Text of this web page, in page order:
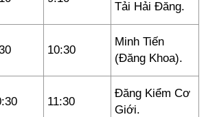
Tải Hải Đăng.
10:30
Minh Tiến
(Đăng Khoa).
11:30
Đăng Kiểm Cơ
Giới.